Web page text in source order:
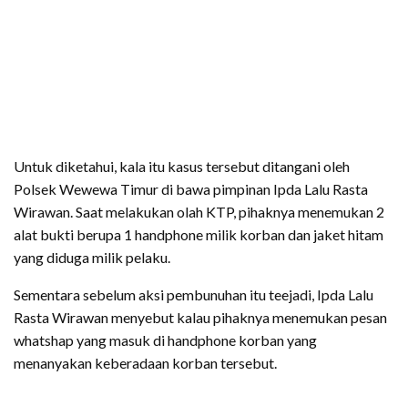
Untuk diketahui, kala itu kasus tersebut ditangani oleh
Polsek Wewewa Timur di bawa pimpinan Ipda Lalu Rasta
Wirawan. Saat melakukan olah KTP, pihaknya menemukan 2
alat bukti berupa 1 handphone milik korban dan jaket hitam
yang diduga milik pelaku.
Sementara sebelum aksi pembunuhan itu teejadi, Ipda Lalu
Rasta Wirawan menyebut kalau pihaknya menemukan pesan
whatshap yang masuk di handphone korban yang
menanyakan keberadaan korban tersebut.